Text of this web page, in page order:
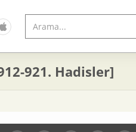
921. Hadisler]